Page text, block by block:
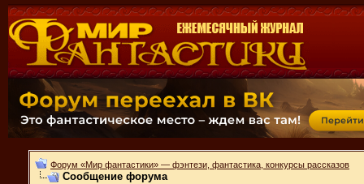
Форум «Мир фантастики» — фэнтези, фантастика, конкурсы рассказов
Сообщение форума